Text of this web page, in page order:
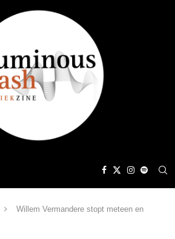
Willem Vermandere stopt meteen en